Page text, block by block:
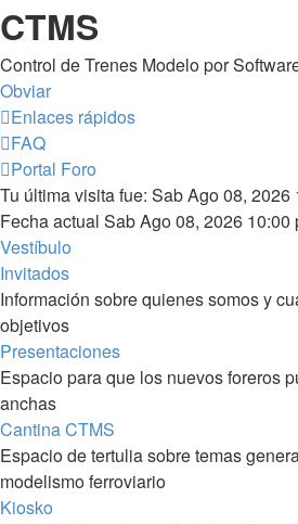
CTMS
Control de Trenes Modelo por
Obviar
Enlaces rápidos
FAQ
Portal Foro
Tu última visita fue: Sab Ago 08, 2026
Fecha actual Sab Ago 08, 2026 10:00
Vestíbulo
Invitados
Información sobre quienes somos y
objetivos
Presentaciones
Espacio para que los nuevos foreros
anchas
Cantina CTMS
Espacio de tertulia sobre temas
modelismo ferroviario
Kiosko